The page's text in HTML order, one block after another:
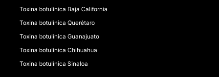
Toxina botulínica Baja California
Toxina botulínica Querétaro
Toxina botulínica Guanajuato
Toxina botulínica Chihuahua
Toxina botulínica Sinaloa